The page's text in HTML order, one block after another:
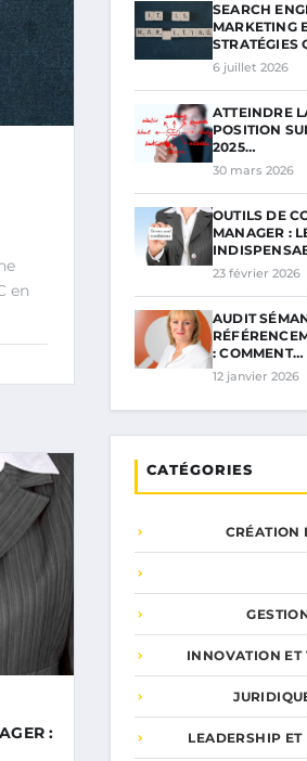
en
:
SEARCH
MARKETING
STRATÉGIES
6 juillet 2026
ATTEINDRE
POSITION
2025…
30 mars 2026
OUTILS DE
MANAGER :
23 février 2026
AUDIT
: COMMENT…
12 janvier 2026
CATÉGORIES
CRÉATION
INNOVATION ET
LEADERSHIP